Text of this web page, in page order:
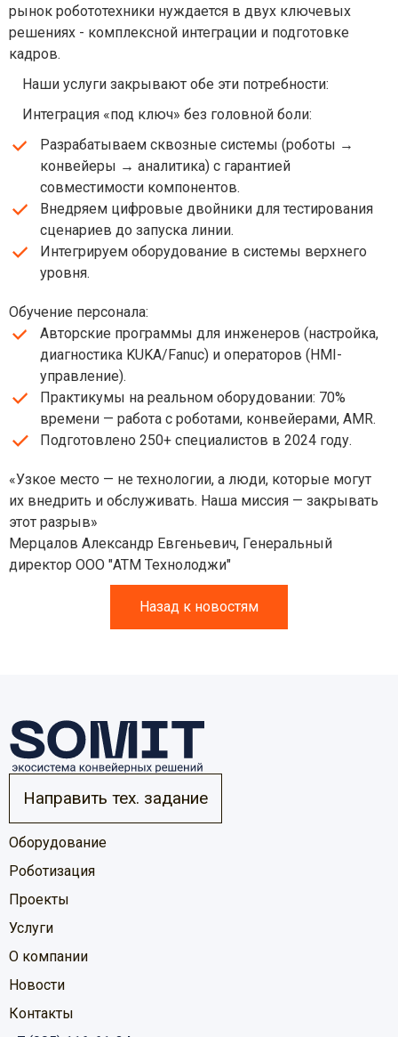
рынок робототехники нуждается в двух ключевых
решениях - комплексной интеграции и подготовке
кадров.
Наши услуги закрывают обе эти потребности:
Интеграция «под ключ» без головной боли:
Разрабатываем сквозные системы (роботы →
конвейеры → аналитика) с гарантией
совместимости компонентов.
Внедряем цифровые двойники для тестирования
сценариев до запуска линии.
Интегрируем оборудование в системы верхнего
уровня.
Обучение персонала:
Авторские программы для инженеров (настройка,
диагностика KUKA/Fanuc) и операторов (HMI-
управление).
Практикумы на реальном оборудовании: 70%
времени — работа с роботами, конвейерами, AMR.
Подготовлено 250+ специалистов в 2024 году.
«Узкое место — не технологии, а люди, которые могут
их внедрить и обслуживать. Наша миссия — закрывать
этот разрыв»
Мерцалов Александр Евгеньевич, Генеральный
директор ООО "АТМ Технолоджи"
Назад к новостям
Направить тех. задание
Оборудование
Роботизация
Проекты
Услуги
О компании
Новости
Контакты